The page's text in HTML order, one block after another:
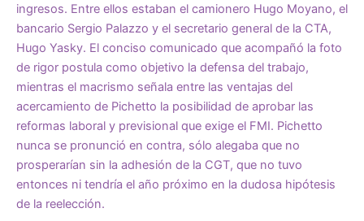
ingresos. Entre ellos estaban el camionero Hugo Moyano, el
bancario Sergio Palazzo y el secretario general de la CTA,
Hugo Yasky. El conciso comunicado que acompañó la foto
de rigor postula como objetivo la defensa del trabajo,
mientras el macrismo señala entre las ventajas del
acercamiento de Pichetto la posibilidad de aprobar las
reformas laboral y previsional que exige el FMI. Pichetto
nunca se pronunció en contra, sólo alegaba que no
prosperarían sin la adhesión de la CGT, que no tuvo
entonces ni tendría el año próximo en la dudosa hipótesis
de la reelección.